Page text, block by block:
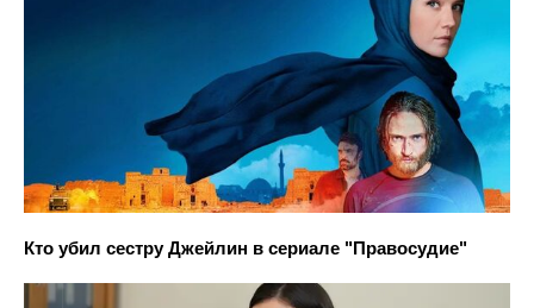
Кто убил сестру Джейлин в сериале "Правосудие"